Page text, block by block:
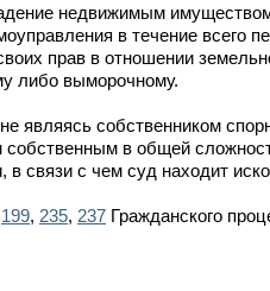
недвижимым
в течение всего
прав в отношении
либо выморочному.
являясь собственником
в общей
в связи с чем суд находит
199, 235, 237 Гражданского